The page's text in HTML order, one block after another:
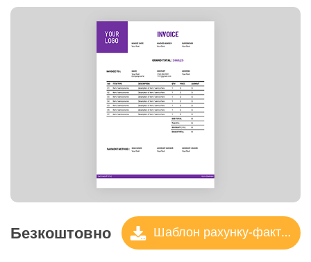
Безкоштовно Шаблон рахунку-фактури